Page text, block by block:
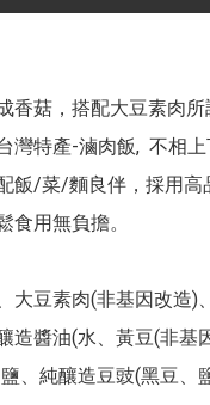
香菇，搭配大豆素肉
灣特產-滷肉飯,  不相
飯/菜/麵良伴，採用高
食用無負擔。
大豆素肉(非基因改造)
造醬油(水、黃豆(非基
、純釀造豆豉(黑豆、